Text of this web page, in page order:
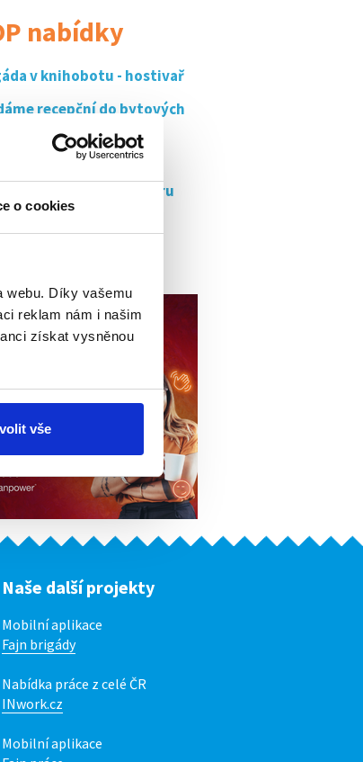
o cookies
webu. Díky vašemu
reklam nám i našim
získat vysněnou
vše
nabídky
v knihobotu - hostivař
recepční do bytových
pracovník
brigáda v centru
za 150,-...
kanceláří praha 10 -
Naše další projekty
Mobilní aplikace
Fajn brigády
Nabídka práce z celé ČR
INwork.cz
Mobilní aplikace